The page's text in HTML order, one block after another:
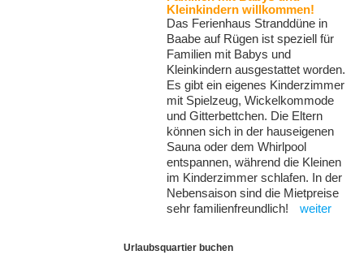
Kleinkindern willkommen!
Das Ferienhaus Stranddüne in
Baabe auf Rügen ist speziell für
Familien mit Babys und
Kleinkindern ausgestattet worden.
Es gibt ein eigenes Kinderzimmer
mit Spielzeug, Wickelkommode
und Gitterbettchen. Die Eltern
können sich in der hauseigenen
Sauna oder dem Whirlpool
entspannen, während die Kleinen
im Kinderzimmer schlafen. In der
Nebensaison sind die Mietpreise
sehr familienfreundlich!
weiter
Urlaubsquartier buchen